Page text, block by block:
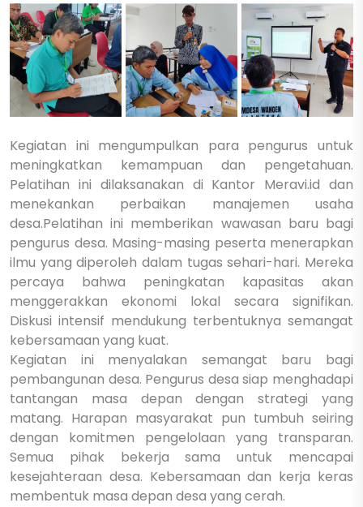
Kegiatan ini mengumpulkan para pengurus untuk
meningkatkan kemampuan dan pengetahuan.
Pelatihan ini dilaksanakan di Kantor Meravi.id dan
menekankan perbaikan manajemen usaha
desa.Pelatihan ini memberikan wawasan baru bagi
pengurus desa. Masing-masing peserta menerapkan
ilmu yang diperoleh dalam tugas sehari-hari. Mereka
percaya bahwa peningkatan kapasitas akan
menggerakkan ekonomi lokal secara signifikan.
Diskusi intensif mendukung terbentuknya semangat
kebersamaan yang kuat.
Kegiatan ini menyalakan semangat baru bagi
pembangunan desa. Pengurus desa siap menghadapi
tantangan masa depan dengan strategi yang
matang. Harapan masyarakat pun tumbuh seiring
dengan komitmen pengelolaan yang transparan.
Semua pihak bekerja sama untuk mencapai
kesejahteraan desa. Kebersamaan dan kerja keras
membentuk masa depan desa yang cerah.